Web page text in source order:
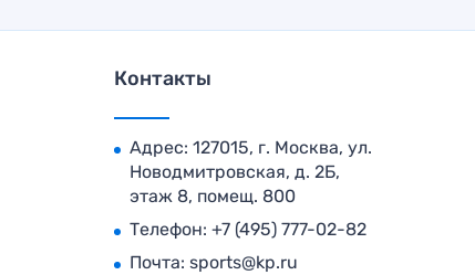
Контакты
Адрес: 127015, г. Москва, ул.
Новодмитровская, д. 2Б,
этаж 8, помещ. 800
Телефон: +7 (495) 777-02-82
Почта: sports@kp.ru